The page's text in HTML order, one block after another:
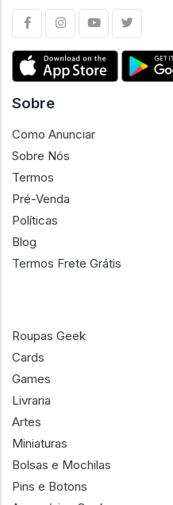
Sobre
Como Anunciar
Sobre Nós
Termos
Pré-Venda
Políticas
Blog
Termos Frete Grátis
Roupas Geek
Cards
Games
Livraria
Artes
Miniaturas
Bolsas e Mochilas
Pins e Botons